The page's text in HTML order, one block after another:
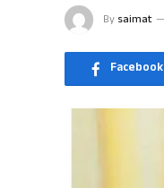
By saimat
Facebook